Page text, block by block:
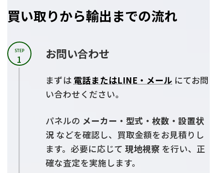
買い取りから輸出までの流れ
お問い合わせ
まずは 電話またはLINE・メール にてお問
い合わせください。
パネルの メーカー・型式・枚数・設置状
況 などを確認し、買取金額をお見積りし
ます。必要に応じて 現地視察 を行い、正
確な査定を実施します。
STEP
1